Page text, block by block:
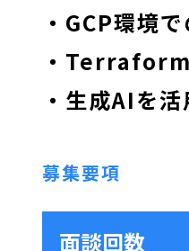
・GCP環境
・Terraform
・生成AIを
募集要項
面談回数